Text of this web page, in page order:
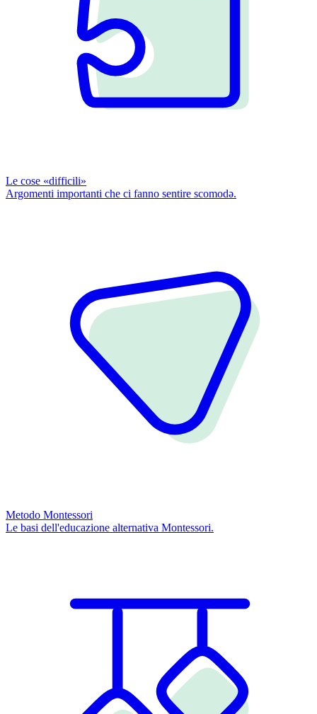
Le cose «difficili»
Argomenti importanti che ci fanno sentire scomodǝ.
Metodo Montessori
Le basi dell'educazione alternativa Montessori.